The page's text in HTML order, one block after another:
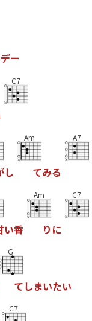
デー
C7
し
Am
てみる
A7
い香
Am
り に
C7
G
てしまいたい
C7